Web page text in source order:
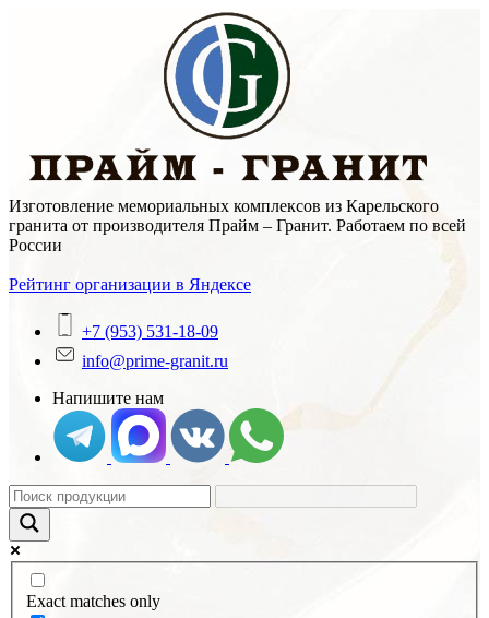
Изготовление мемориальных комплексов из Карельского
гранита от производителя Прайм – Гранит. Работаем по всей
России
Рейтинг организации в Яндексе
+7 (953) 531-18-09
info@prime-granit.ru
Напишите нам
Exact matches only